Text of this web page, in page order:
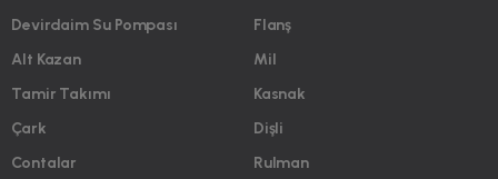
Devirdaim Su Pompası
Alt Kazan
Tamir Takımı
Çark
Contalar
Flanş
Mil
Kasnak
Dişli
Rulman